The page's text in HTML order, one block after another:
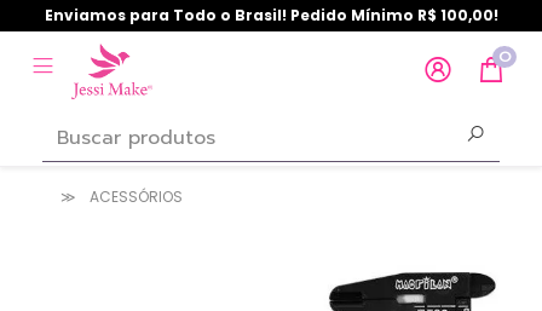
Enviamos para Todo o Brasil! Pedido Mínimo R$ 100,00!
0
ACESSÓRIOS